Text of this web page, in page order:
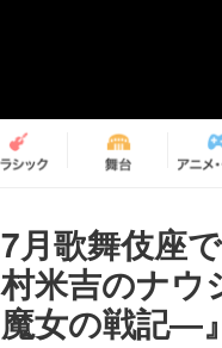
7月歌舞伎座
村米吉のナ
魔女の戦記―